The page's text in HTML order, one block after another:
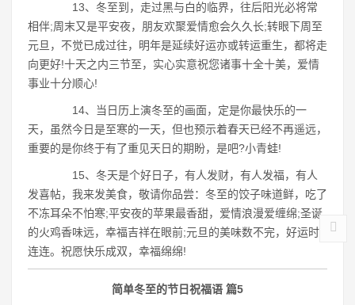
13、冬至到，走过黑与白的临界，往后阳光必将常
相伴;周末又是平安夜，朋友欢聚爱情愈会久久长;转眼下周至
元旦，不觉已成过往，明年是延续好运亦或转运重生，都将走
向更好!十天之内三节至，实心实意祝您诸事十全十美，爱情
事业十分顺心!
14、当日历上演冬至的画面，定是你最快乐的一
天，虽然今日是至寒的一天，但也预示着春天已经不再遥远，
重要的是你终于有了重见天日的期盼，是吧?小青蛙!
15、冬天是个好日子，有人发财，有人发福，有人
发喜帖，我来发美食，敬请你品尝：冬至的饺子味道鲜，吃了
不冻耳朵不怕寒;平安夜的苹果最香甜，爱情浪漫爱缠绵;圣诞
的火鸡香味远，幸福吉祥在眼前;元旦的美味数不完，好运时
连连。祝愿快乐成双，幸福绵绵!
简单冬至的节日祝福语 篇5